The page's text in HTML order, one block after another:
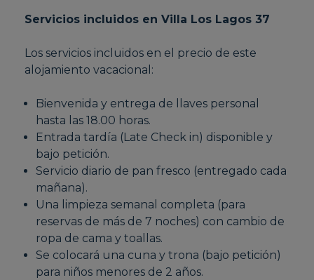
Servicios incluidos en Villa Los Lagos 37
Los servicios incluidos en el precio de este
alojamiento vacacional:
Bienvenida y entrega de llaves personal
hasta las 18.00 horas.
Entrada tardía (Late Check in) disponible y
bajo petición.
Servicio diario de pan fresco (entregado cada
mañana).
Una limpieza semanal completa (para
reservas de más de 7 noches) con cambio de
ropa de cama y toallas.
Se colocará una cuna y trona (bajo petición)
para niños menores de 2 años.